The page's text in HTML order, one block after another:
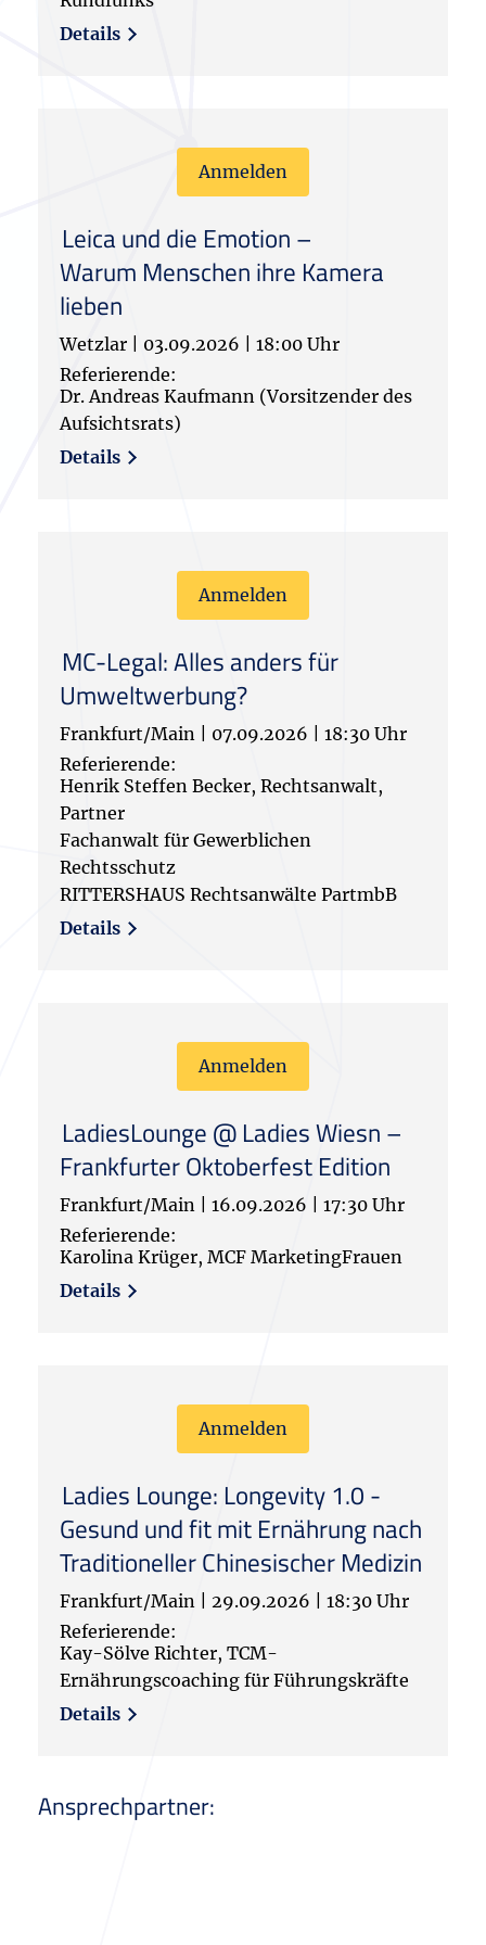
Details
Anmelden
Leica und die Emotion –
Warum Menschen ihre Kamera
lieben
Wetzlar 03.09.2026
18:00 Uhr
Referierende:
Dr. Andreas Kaufmann (Vorsitzender des
Aufsichtsrats)
Details
Anmelden
MC-Legal: Alles anders für
Umweltwerbung?
Frankfurt/Main 07.09.2026
18:30 Uhr
Referierende:
Henrik Steffen Becker, Rechtsanwalt,
Partner
Fachanwalt für Gewerblichen
Rechtsschutz
RITTERSHAUS Rechtsanwälte PartmbB
Details
Anmelden
LadiesLounge @ Ladies Wiesn –
Frankfurter Oktoberfest Edition
Frankfurt/Main 16.09.2026
17:30 Uhr
Referierende:
Karolina Krüger, MCF MarketingFrauen
Details
Anmelden
Ladies Lounge: Longevity 1.0 -
Gesund und fit mit Ernährung nach
Traditioneller Chinesischer Medizin
Frankfurt/Main 29.09.2026
18:30 Uhr
Referierende:
Kay-Sölve Richter, TCM-
Ernährungscoaching für Führungskräfte
Details
Ansprechpartner: